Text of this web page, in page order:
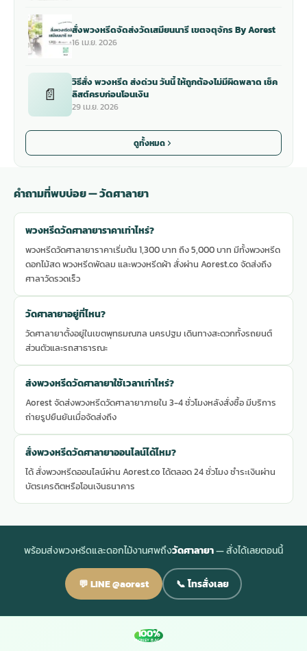
สั่งพวงหรีดจัดส่งวัดเสมียนนารี เขตจตุจักร By Aorest
16 เม.ย. 2026
📄
วิธีสั่ง พวงหรีด ส่งด่วน วันนี้ ให้ถูกต้องไม่มีผิดพลาด เช็ค
ลิสต์ครบก่อนโอนเงิน
29 เม.ย. 2026
ดูทั้งหมด
คำถามที่พบบ่อย — วัดศาลายา
พวงหรีดวัดศาลายาราคาเท่าไหร่?
พวงหรีดวัดศาลายาราคาเริ่มต้น 1,300 บาท ถึง 5,000 บาท มีทั้งพวงหรีด
ดอกไม้สด พวงหรีดพัดลม และพวงหรีดผ้า สั่งผ่าน Aorest.co จัดส่งถึง
ศาลาวัดรวดเร็ว
วัดศาลายาอยู่ที่ไหน?
วัดศาลายาตั้งอยู่ในเขตพุทธมณฑล นครปฐม เดินทางสะดวกทั้งรถยนต์
ส่วนตัวและรถสาธารณะ
ส่งพวงหรีดวัดศาลายาใช้เวลาเท่าไหร่?
Aorest จัดส่งพวงหรีดวัดศาลายาภายใน 3-4 ชั่วโมงหลังสั่งซื้อ มีบริการ
ถ่ายรูปยืนยันเมื่อจัดส่งถึง
สั่งพวงหรีดวัดศาลายาออนไลน์ได้ไหม?
ได้ สั่งพวงหรีดออนไลน์ผ่าน Aorest.co ได้ตลอด 24 ชั่วโมง ชำระเงินผ่าน
บัตรเครดิตหรือโอนเงินธนาคาร
พร้อมส่งพวงหรีดและดอกไม้งานศพถึงวัดศาลายา— สั่งได้เลยตอนนี้
💬 LINE @aorest 📞 โทรสั่งเลย
100%
MONEY BACK